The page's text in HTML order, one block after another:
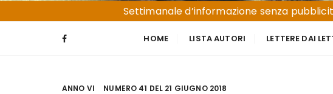
TrucioliSettimanale d’informazione senza
HOME LISTA AUTORI LETTERE DAI
ANNO VI NUMERO 41 DEL 21 GIUGNO 2018